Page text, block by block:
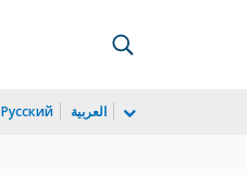
Русский العربية